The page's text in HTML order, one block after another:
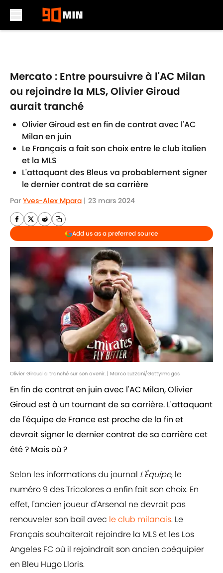
Mercato : Entre poursuivre à l'AC Milan
ou rejoindre la MLS, Olivier Giroud
aurait tranché
Olivier Giroud est en fin de contrat avec l'AC
Milan en juin
Le Français a fait son choix entre le club italien
et la MLS
L'attaquant des Bleus va probablement signer
le dernier contrat de sa carrière
Par Yves-Alex Mpara | 23 mars 2024
Add us as a preferred source
Olivier Giroud a tranché sur son avenir. | Marco Luzzani/GettyImages
En fin de contrat en juin avec l'AC Milan, Olivier
Giroud est à un tournant de sa carrière. L'attaquant
de l'équipe de France est proche de la fin et
devrait signer le dernier contrat de sa carrière cet
été ? Mais où ?
Selon les informations du journal L'Équipe, le
numéro 9 des Tricolores a enfin fait son choix. En
effet, l'ancien joueur d'Arsenal ne devrait pas
renouveler son bail avec le club milanais. Le
Français souhaiterait rejoindre la MLS et les Los
Angeles FC où il rejoindrait son ancien coéquipier
en Bleu Hugo Lloris.